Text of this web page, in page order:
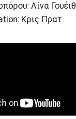
Λίνα Γουέιθ
Κρις Πρατ